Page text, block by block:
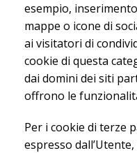
esempio,
mappe o icone di
ai visitatori di
cookie di questa
dai domini dei siti
offrono le
Per i cookie di terze
espresso